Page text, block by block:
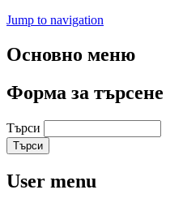
Jump to navigation
Основно меню
Форма за търсене
Търси
User menu